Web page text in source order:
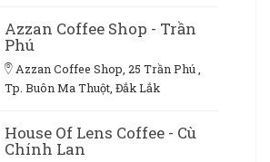
Azzan Coffee Shop - Trần
Phú
Azzan Coffee Shop, 25 Trần Phú ,
Tp. Buôn Ma Thuột, Đắk Lắk
House Of Lens Coffee - Cù
Chính Lan